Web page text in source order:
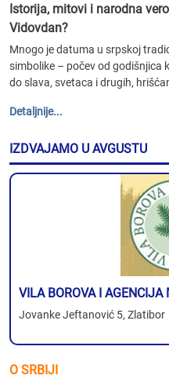
Istorija, mitovi i narodna
Vidovdan?
Mnogo je datuma u srpskoj
simbolike – počev od godišnjica
do slava, svetaca i drugih,
Detaljnije...
IZDVAJAMO U AVGUSTU
VILA BOROVA I AGENCIJA
Jovanke Jeftanović 5, Zlatibor
O SRBIJI